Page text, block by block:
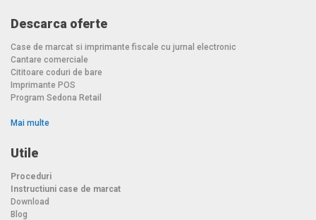
Descarca oferte
Case de marcat si imprimante fiscale cu jurnal electronic
Cantare comerciale
Cititoare coduri de bare
Imprimante POS
Program Sedona Retail
Mai multe
Utile
Proceduri
Instructiuni case de marcat
Download
Blog